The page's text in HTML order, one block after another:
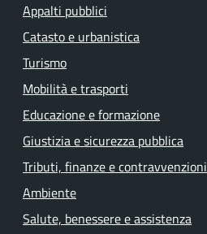
Appalti pubblici
Catasto e urbanistica
Turismo
Mobilità e trasporti
Educazione e formazione
Giustizia e sicurezza pubblica
Tributi, finanze e contravvenzioni
Ambiente
Salute, benessere e assistenza